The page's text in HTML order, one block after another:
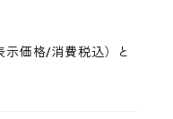
価格/消費税込）と